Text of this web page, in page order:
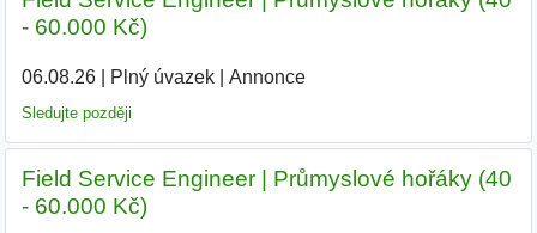
- 60.000 Kč)
06.08.26| Plný úvazek| Annonce
Sledujte později
Field Service Engineer | Průmyslové hořáky (40
- 60.000 Kč)